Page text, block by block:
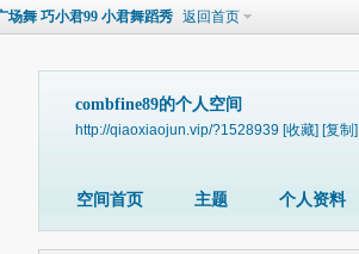
场舞 巧小君99 小君舞蹈秀 返回首页
combfine89的个人空间
http://qiaoxiaojun.vip/?1528939 [收藏] [复制]
空间首页 主题 个人资料